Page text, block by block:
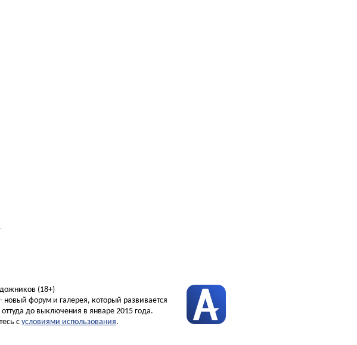
(18+)
форум и галерея, который развивается
до выключения в январе 2015 года.
с условиями использования.